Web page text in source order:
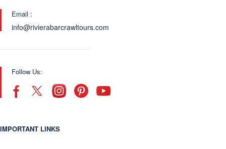
Email :
info@rivierabarcrawltours.com
Follow Us:
IMPORTANT LINKS